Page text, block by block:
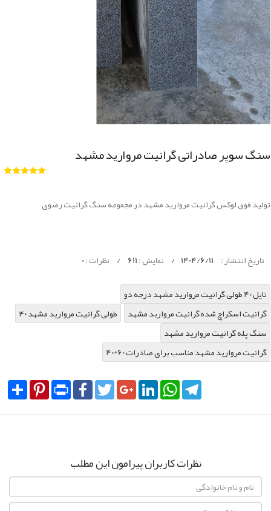
سنگ سوپر صادراتی گرانیت مروارید مشهد
تولید فوق لوکس گرانیت مروارید مشهد در مجموعه سنگ گرانیت رضوی
تاریخ انتشار : 1404/6/11
/ نمایش :611
/ نظرات :0
تایل 40 طولی گرانیت مروارید مشهد درجه دو
گرانیت اسکراچ شده گرانیت مروارید مشهد
۴۰ طولی گرانیت مروارید مشهد
سنگ پله گرانیت مروارید مشهد
40*60 گرانیت مروارید مشهد مناسب برای صادرات
Share PinterestPrint FacebookTwitterGoogle+LinkedInWhatsApp
نظرات کاربران پیرامون این مطلب